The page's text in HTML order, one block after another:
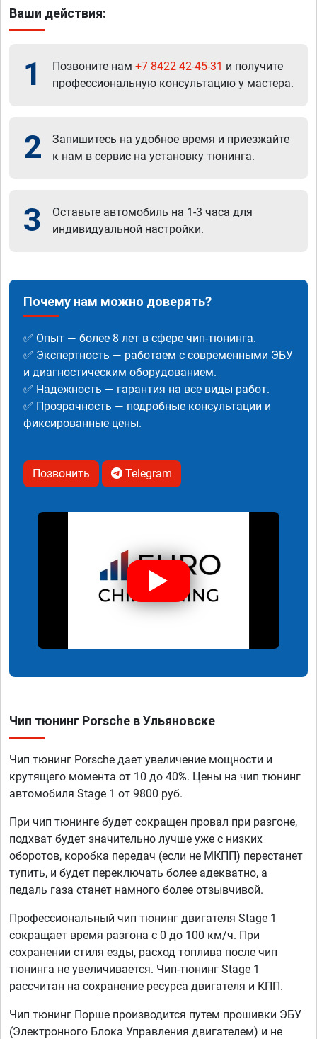
Ваши действия:
1 Позвоните нам +7 8422 42-45-31 и получите
профессиональную консультацию у мастера.
2
Запишитесь на удобное время и приезжайте
к нам в сервис на установку тюнинга.
3
Оставьте автомобиль на 1-3 часа для
индивидуальной настройки.
Почему нам можно доверять?
✅ Опыт — более 8 лет в сфере чип-тюнинга.
✅ Экспертность — работаем с современными ЭБУ
и диагностическим оборудованием.
✅ Надежность — гарантия на все виды работ.
✅ Прозрачность — подробные консультации и
фиксированные цены.
Позвонить Telegram
Чип тюнинг Porsche в Ульяновске
Чип тюнинг Porsche дает увеличение мощности и
крутящего момента от 10 до 40%. Цены на чип тюнинг
автомобиля Stage 1 от 9800 руб.
При чип тюнинге будет сокращен провал при разгоне,
подхват будет значительно лучше уже с низких
оборотов, коробка передач (если не МКПП) перестанет
тупить, и будет переключать более адекватно, а
педаль газа станет намного более отзывчивой.
Профессиональный чип тюнинг двигателя Stage 1
сокращает время разгона с 0 до 100 км/ч. При
сохранении стиля езды, расход топлива после чип
тюнинга не увеличивается. Чип-тюнинг Stage 1
рассчитан на сохранение ресурса двигателя и КПП.
Чип тюнинг Порше производится путем прошивки ЭБУ
(Электронного Блока Управления двигателем) и не